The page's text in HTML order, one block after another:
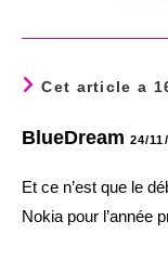
Cet article a
BlueDream 24/
Et ce n’est que le
Nokia pour l’année